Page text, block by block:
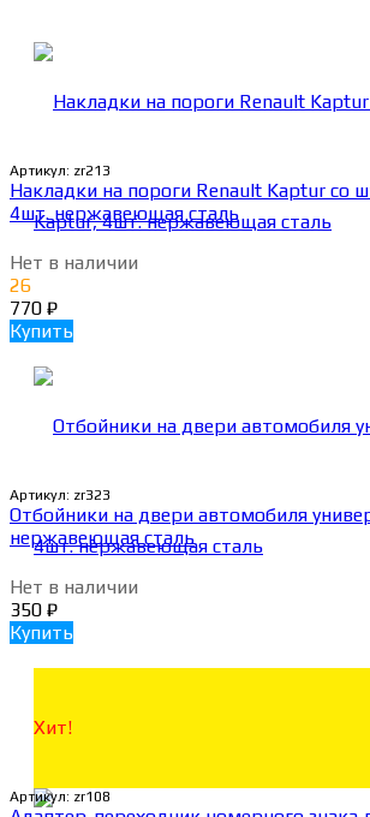
Артикул: zr213
Накладки на пороги Renault Kaptur со
4шт. нержавеющая сталь
Нет в наличии
26
770 ₽
Купить
Артикул: zr323
Отбойники на двери автомобиля
нержавеющая сталь
Нет в наличии
350 ₽
Купить
Хит!
Артикул: zr108